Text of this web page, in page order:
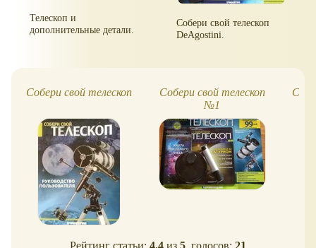
Телескоп и
дополнительные детали.
Собери свой телескоп
DeAgostini.
Собери свой телескоп
Собери свой телескоп
№1
Рейтинг статьи: 4.4 из 5 , голосов: 21